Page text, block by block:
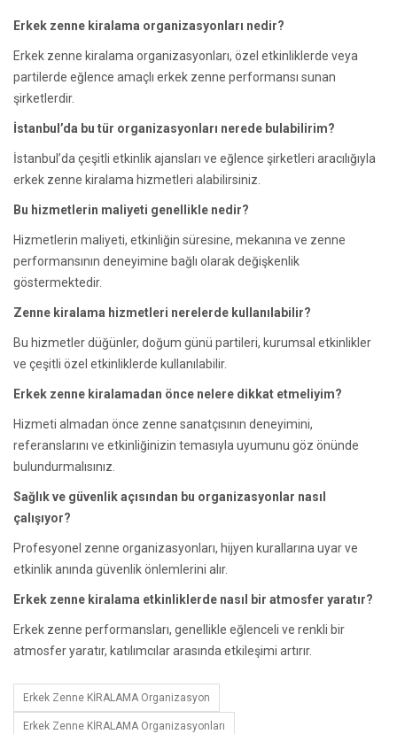
Erkek zenne kiralama organizasyonları nedir?
Erkek zenne kiralama organizasyonları, özel etkinliklerde veya
partilerde eğlence amaçlı erkek zenne performansı sunan
şirketlerdir.
İstanbul’da bu tür organizasyonları nerede bulabilirim?
İstanbul’da çeşitli etkinlik ajansları ve eğlence şirketleri aracılığıyla
erkek zenne kiralama hizmetleri alabilirsiniz.
Bu hizmetlerin maliyeti genellikle nedir?
Hizmetlerin maliyeti, etkinliğin süresine, mekanına ve zenne
performansının deneyimine bağlı olarak değişkenlik
göstermektedir.
Zenne kiralama hizmetleri nerelerde kullanılabilir?
Bu hizmetler düğünler, doğum günü partileri, kurumsal etkinlikler
ve çeşitli özel etkinliklerde kullanılabilir.
Erkek zenne kiralamadan önce nelere dikkat etmeliyim?
Hizmeti almadan önce zenne sanatçısının deneyimini,
referanslarını ve etkinliğinizin temasıyla uyumunu göz önünde
bulundurmalısınız.
Sağlık ve güvenlik açısından bu organizasyonlar nasıl
çalışıyor?
Profesyonel zenne organizasyonları, hijyen kurallarına uyar ve
etkinlik anında güvenlik önlemlerini alır.
Erkek zenne kiralama etkinliklerde nasıl bir atmosfer yaratır?
Erkek zenne performansları, genellikle eğlenceli ve renkli bir
atmosfer yaratır, katılımcılar arasında etkileşimi artırır.
Erkek Zenne KİRALAMA Organizasyon
Erkek Zenne KİRALAMA Organizasyonları